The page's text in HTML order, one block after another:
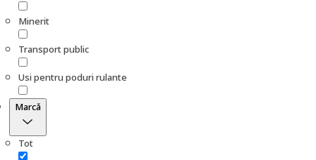
Minerit
Transport public
Usi pentru poduri rulante
Marcă
Tot